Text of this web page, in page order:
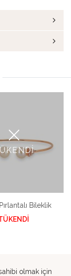
Bileklik
olmak için